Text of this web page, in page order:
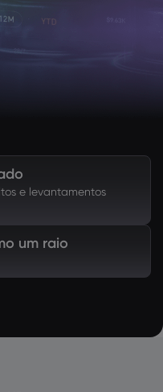
e levantamentos
um raio